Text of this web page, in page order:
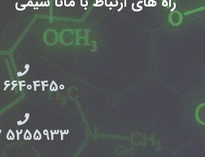
66404450 021
5255933 0912